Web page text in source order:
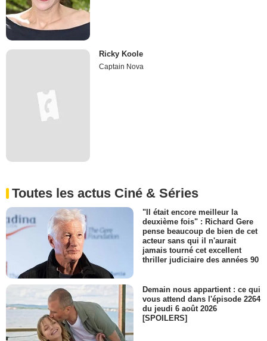
Ricky Koole
Captain Nova
Toutes les actus Ciné & Séries
"Il était encore meilleur la
deuxième fois" : Richard Gere
pense beaucoup de bien de cet
acteur sans qui il n'aurait
jamais tourné cet excellent
thriller judiciaire des années 90
Demain nous appartient : ce qui
vous attend dans l'épisode 2264
du jeudi 6 août 2026
[SPOILERS]